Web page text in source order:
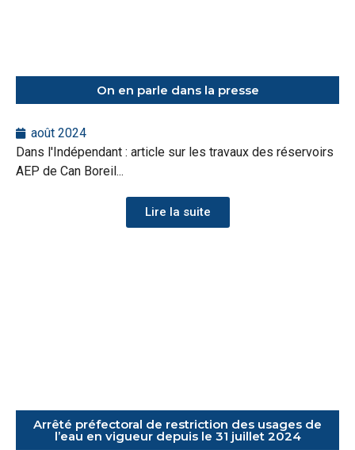
On en parle dans la presse
août 2024
Dans l'Indépendant : article sur les travaux des réservoirs
AEP de Can Boreil...
Lire la suite
Arrêté préfectoral de restriction des usages de
l’eau en vigueur depuis le 31 juillet 2024